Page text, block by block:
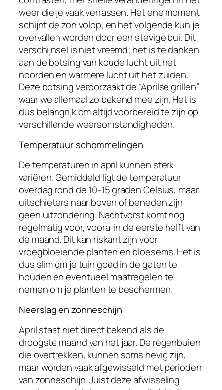
weer die je vaak verrassen. Het ene moment
schijnt de zon volop, en het volgende kun je
overvallen worden door een stevige bui. Dit
verschijnsel is niet vreemd; het is te danken
aan de botsing van koude lucht uit het
noorden en warmere lucht uit het zuiden.
Deze botsing veroorzaakt de “Aprilse grillen”
waar we allemaal zo bekend mee zijn. Het is
dus belangrijk om altijd voorbereid te zijn op
verschillende weersomstandigheden.
Temperatuur schommelingen
De temperaturen in april kunnen sterk
variëren. Gemiddeld ligt de temperatuur
overdag rond de 10-15 graden Celsius, maar
uitschieters naar boven of beneden zijn
geen uitzondering. Nachtvorst komt nog
regelmatig voor, vooral in de eerste helft van
de maand. Dit kan riskant zijn voor
vroegbloeiende planten en bloesems. Het is
dus slim om je tuin goed in de gaten te
houden en eventueel maatregelen te
nemen om je planten te beschermen.
Neerslag en zonneschijn
April staat niet direct bekend als de
droogste maand van het jaar. De regenbuien
die overtrekken, kunnen soms hevig zijn,
maar worden vaak afgewisseld met perioden
van zonneschijn. Juist deze afwisseling